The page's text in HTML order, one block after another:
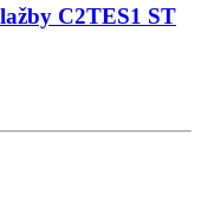
C2TES1 ST